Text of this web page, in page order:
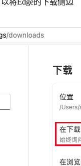
将Edge的下载侧边